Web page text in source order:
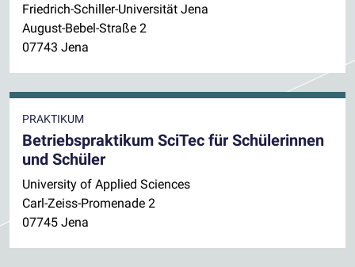
Friedrich-Schiller-Universität Jena
August-Bebel-Straße 2
07743 Jena
PRAKTIKUM
Betriebspraktikum SciTec für Schülerinnen
und Schüler
University of Applied Sciences
Carl-Zeiss-Promenade 2
07745 Jena